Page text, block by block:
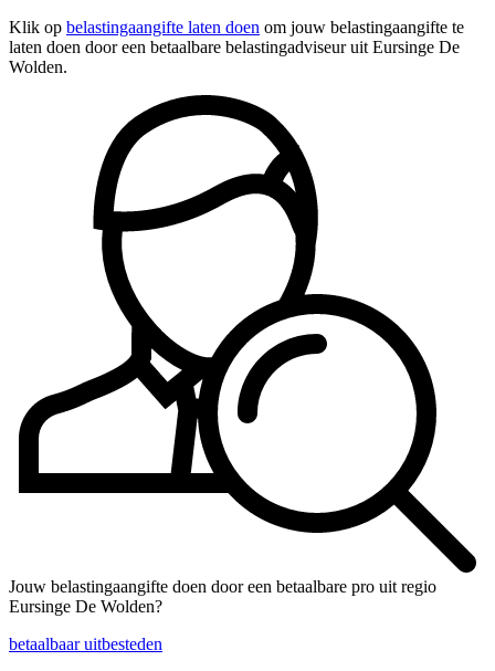
Klik op belastingaangifte laten doen om jouw belastingaangifte te
laten doen door een betaalbare belastingadviseur uit Eursinge De
Wolden.
Jouw belastingaangifte doen door een betaalbare pro uit regio
Eursinge De Wolden?
betaalbaar uitbesteden